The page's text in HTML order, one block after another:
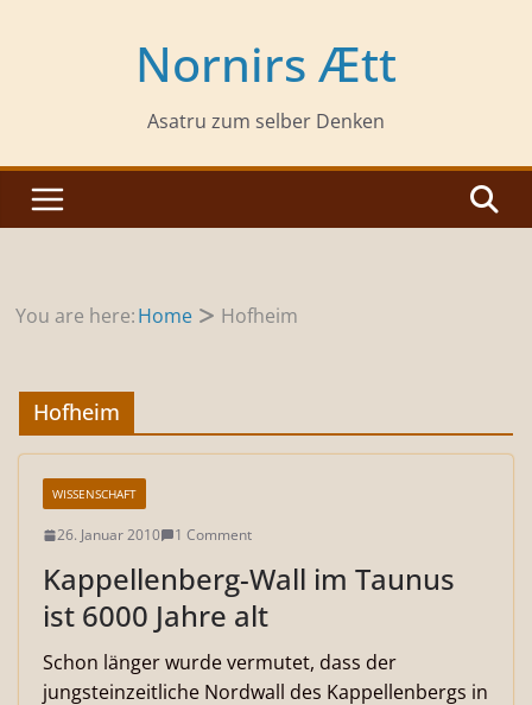
Nornirs Ætt
Asatru zum selber Denken
You are here:Home Hofheim
Hofheim
WISSENSCHAFT
26. Januar 2010 1 Comment
Kappellenberg-Wall im Taunus
ist 6000 Jahre alt
Schon länger wurde vermutet, dass der
jungsteinzeitliche Nordwall des Kappellenbergs in